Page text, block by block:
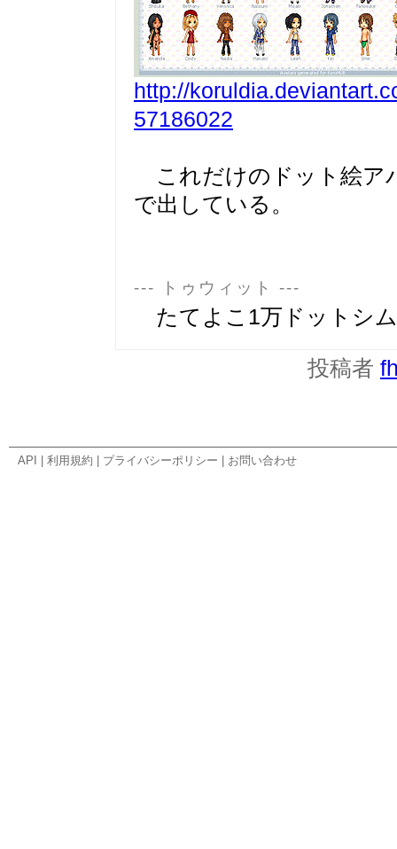
http://
57186022
これだけのドット絵ア
で出している。
--- トゥウィット ---
たてよこ1万ドットシ
投稿者
API 利用規約 プライバシーポリシー お問い合わせ